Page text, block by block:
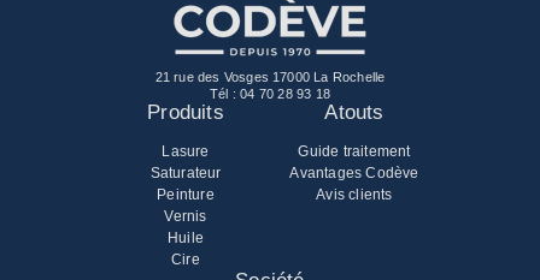
21 rue des Vosges 17000 La Rochelle
Tél :04 70 28 93 18
Produits
Lasure
Saturateur
Peinture
Vernis
Huile
Cire
Atouts
Guide traitement
Avantages Codève
Avis clients